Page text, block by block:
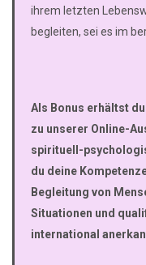
ihrem letzten
begleiten, sei es im
Als Bonus erhältst
zu unserer Online-
spirituell-
du deine
Begleitung von
Situationen und
international